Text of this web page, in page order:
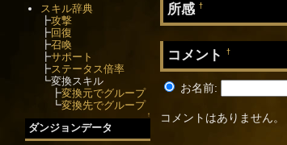
所感 †
コメント †
お名前:
コメントはありません。
スキル辞典
┣攻撃
┣回復
┣召喚
┣サポート
┣ステータス倍率
┗変換スキル
┣変換元でグループ
┗変換先でグループ
↑
ダンジョンデータ